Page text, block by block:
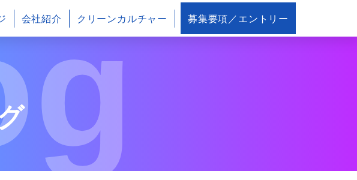
会社紹介 クリーンカルチャー 募集要項／エントリー